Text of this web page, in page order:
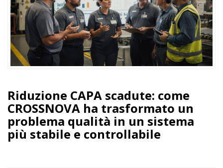
Riduzione CAPA scadute: come
CROSSNOVA ha trasformato un
problema qualità in un sistema
più stabile e controllabile